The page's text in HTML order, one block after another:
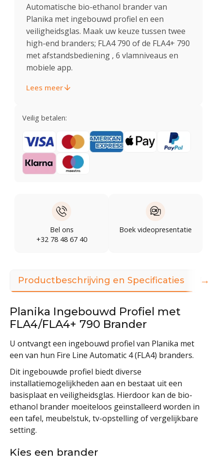
Automatische bio-ethanol brander van
Planika met ingebouwd profiel en een
veiligheidsglas. Maak uw keuze tussen twee
high-end branders; FLA4 790 of de FLA4+ 790
met afstandsbediening , 6 vlamniveaus en
mobiele app.
Lees meer
Veilig betalen:
Bel ons
+32 78 48 67 40
Boek videopresentatie
Productbeschrijving en Specificaties
Planika Ingebouwd Profiel met
FLA4/FLA4+ 790 Brander
U ontvangt een ingebouwd profiel van Planika met
een van hun Fire Line Automatic 4 (FLA4) branders.
Dit ingebouwde profiel biedt diverse
installatiemogelijkheden aan en bestaat uit een
basisplaat en veiligheidsglas. Hierdoor kan de bio-
ethanol brander moeiteloos geïnstalleerd worden in
een tafel, meubelstuk, tv-opstelling of vergelijkbare
setting.
Kies een brander
→